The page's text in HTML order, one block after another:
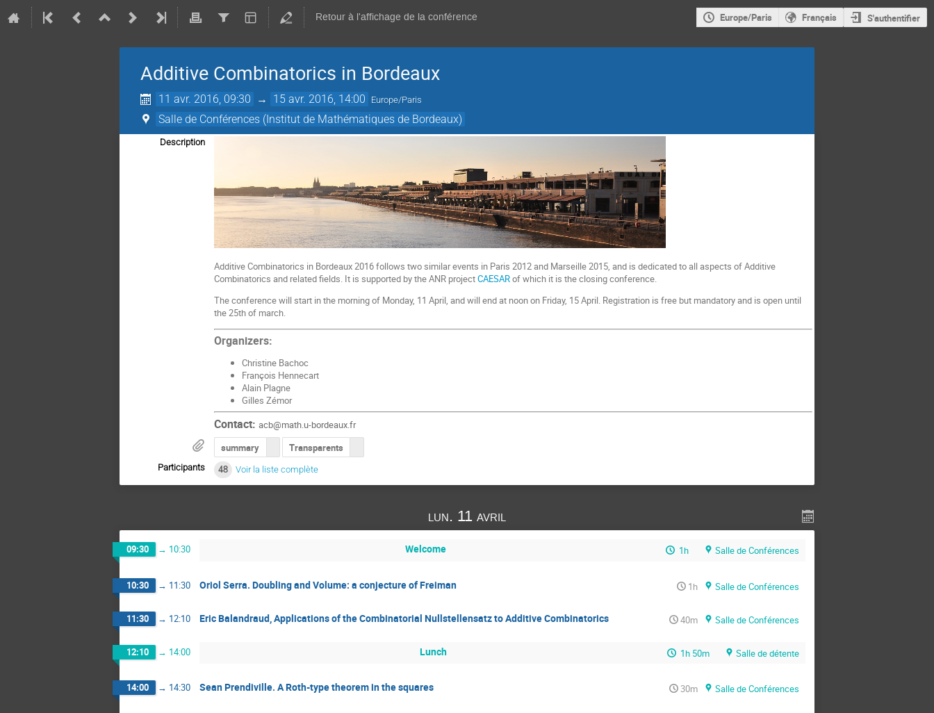
Retour à l'affichage de la conférence Europe/Paris Français S'authentifier
Additive Combinatorics in Bordeaux
11 avr. 2016, 09:30 → 15 avr. 2016, 14:00 Europe/Paris
Salle de Conférences (Institut de Mathématiques de Bordeaux)
Description
Additive Combinatorics in Bordeaux 2016 follows two similar events in Paris 2012 and Marseille 2015, and is dedicated to all aspects of Additive
Combinatorics and related fields. It is supported by the ANR projectCAESARof which it is the closing conference.
The conference will start in the morning of Monday, 11 April, and will end at noon on Friday, 15 April. Registration is free but mandatory and is open until
the 25th of march.
Organizers:
Christine Bachoc
François Hennecart
Alain Plagne
Gilles Zémor
Contact:acb@math.u-bordeaux.fr
summary
Transparents
Participants 48 Voir la liste complète
lun. 11 avril
09:30 → 10:30 Welcome 1h Salle de Conférences
10:30 → 11:30 Oriol Serra. Doubling and Volume: a conjecture of Freiman 1h Salle de Conférences
11:30 → 12:10 Eric Balandraud, Applications of the Combinatorial Nullstellensatz to Additive Combinatorics 40m Salle de Conférences
12:10 → 14:00 Lunch 1h 50m Salle de détente
14:00 → 14:30 Sean Prendiville. A Roth-type theorem in the squares 30m Salle de Conférences